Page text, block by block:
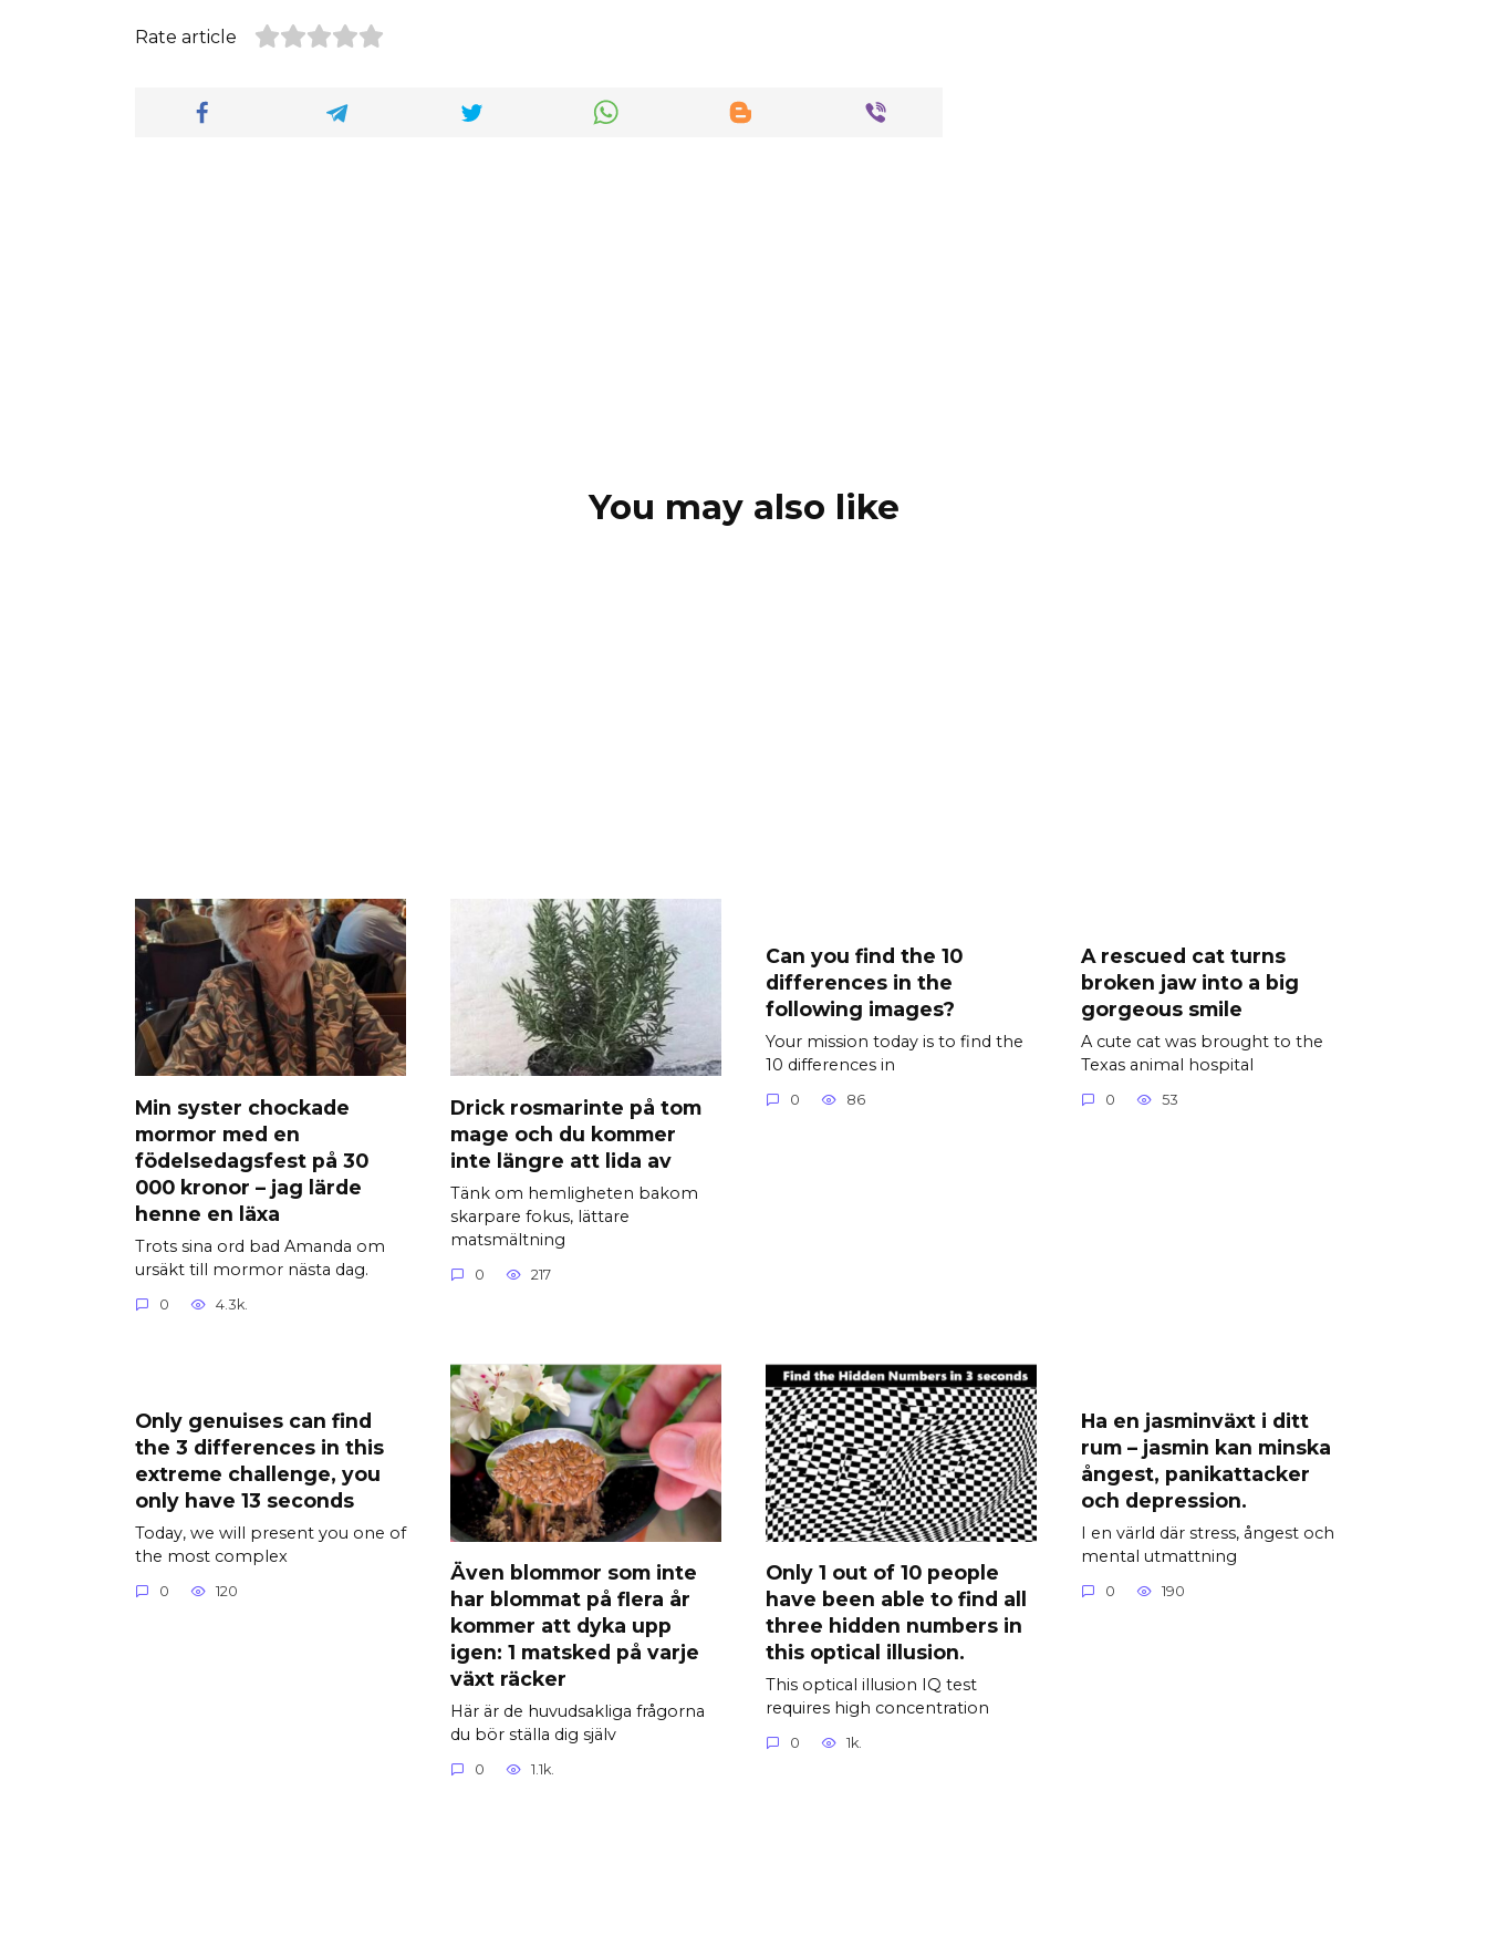
Rate article
You may also like
Min syster chockade
mormor med en
födelsedagsfest på 30
000 kronor – jag lärde
henne en läxa
Trots sina ord bad Amanda om
ursäkt till mormor nästa dag.
0 4.3k.
Drick rosmarinte på tom
mage och du kommer
inte längre att lida av
Tänk om hemligheten bakom
skarpare fokus, lättare
matsmältning
0 217
Can you find the 10
differences in the
following images?
Your mission today is to find the
10 differences in
0 86
A rescued cat turns
broken jaw into a big
gorgeous smile
A cute cat was brought to the
Texas animal hospital
0 53
Only genuises can find
the 3 differences in this
extreme challenge, you
only have 13 seconds
Today, we will present you one of
the most complex
0 120
Även blommor som inte
har blommat på flera år
kommer att dyka upp
igen: 1 matsked på varje
växt räcker
Här är de huvudsakliga frågorna
du bör ställa dig själv
0 1.1k.
Only 1 out of 10 people
have been able to find all
three hidden numbers in
this optical illusion.
This optical illusion IQ test
requires high concentration
0 1k.
Ha en jasminväxt i ditt
rum – jasmin kan minska
ångest, panikattacker
och depression.
I en värld där stress, ångest och
mental utmattning
0 190